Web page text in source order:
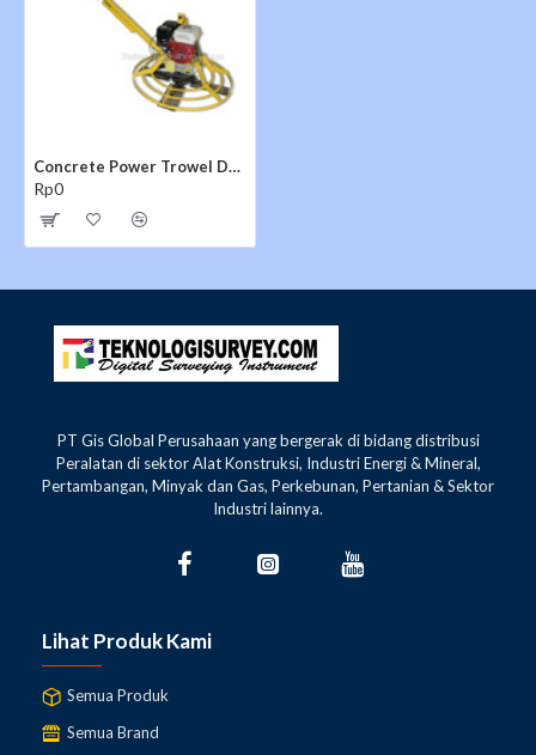
peralatan konstruksi ringan digunakan oleh
perusahaan konstruksi dan kontraktor, untuk
menerapkan halus untuk beton bertulang (Paving
Concrete Power Trowel Dynamic DPT 36H
Rp0
PT Gis Global Perusahaan yang bergerak di bidang distribusi
Peralatan di sektor Alat Konstruksi, Industri Energi & Mineral,
Pertambangan, Minyak dan Gas, Perkebunan, Pertanian & Sektor
Industri lainnya.
Lihat Produk Kami
Semua Produk
Semua Brand